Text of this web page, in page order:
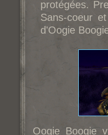
protégées.
Sans-coeur
d'Oogie
Oogie Boogie